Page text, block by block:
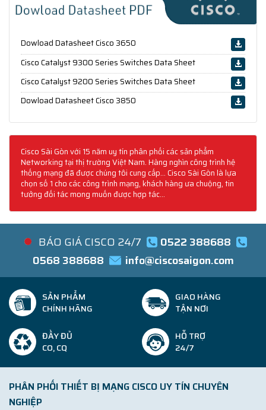
Dowload Datasheet Cisco 3650
Cisco Catalyst 9300 Series Switches Data Sheet
Cisco Catalyst 9200 Series Switches Data Sheet
Dowload Datasheet Cisco 3850
Cisco Sài Gòn với 15 năm uy tín phân phối các sản phẩm
Networking tại thị trường Việt Nam. Hàng nghìn công trình hệ
thống mạng đã được chúng tôi cung cấp... Cisco Sài Gòn là lựa
chọn số 1 cho các công trình mạng, khách hàng ưa chuộng, tin
tưởng đối tác mong muốn được hợp tác...
BÁO GIÁ CISCO 24/7
0522 388688
0568 388688
info@ciscosaigon.com
SẢN PHẨM
CHÍNH HÃNG
GIAO HÀNG
TẬN NƠI
ĐẦY ĐỦ
CO, CQ
HỖ TRỢ
24/7
PHÂN PHỐI THIẾT BỊ MẠNG CISCO UY TÍN CHUYÊN
NGHIỆP